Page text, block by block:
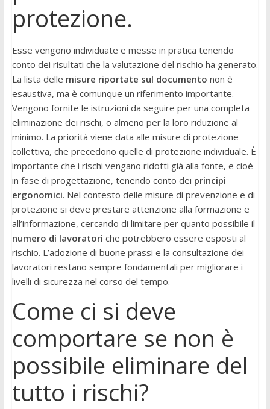
protezione.
Esse vengono individuate e messe in pratica tenendo
conto dei risultati che la valutazione del rischio ha generato.
La lista delle misure riportate sul documento non è
esaustiva, ma è comunque un riferimento importante.
Vengono fornite le istruzioni da seguire per una completa
eliminazione dei rischi, o almeno per la loro riduzione al
minimo. La priorità viene data alle misure di protezione
collettiva, che precedono quelle di protezione individuale. È
importante che i rischi vengano ridotti già alla fonte, e cioè
in fase di progettazione, tenendo conto dei principi
ergonomici. Nel contesto delle misure di prevenzione e di
protezione si deve prestare attenzione alla formazione e
all’informazione, cercando di limitare per quanto possibile il
numero di lavoratori che potrebbero essere esposti al
rischio. L’adozione di buone prassi e la consultazione dei
lavoratori restano sempre fondamentali per migliorare i
livelli di sicurezza nel corso del tempo.
Come ci si deve
comportare se non è
possibile eliminare del
tutto i rischi?